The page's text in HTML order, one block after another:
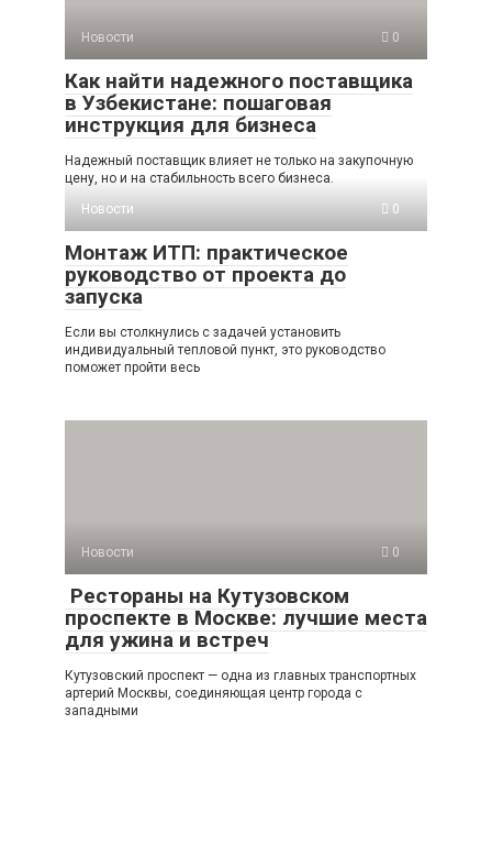
Новости 0
Как найти надежного поставщика
в Узбекистане: пошаговая
инструкция для бизнеса
Надежный поставщик влияет не только на закупочную
цену, но и на стабильность всего бизнеса.
Новости
0
Монтаж ИТП: практическое
руководство от проекта до
запуска
Если вы столкнулись с задачей установить
индивидуальный тепловой пункт, это руководство
поможет пройти весь
Новости 0
Рестораны на Кутузовском
проспекте в Москве: лучшие места
для ужина и встреч
Кутузовский проспект — одна из главных транспортных
артерий Москвы, соединяющая центр города с
западными